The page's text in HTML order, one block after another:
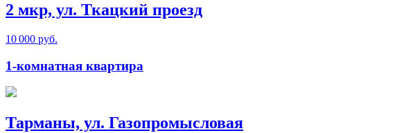
2 мкр, ул. Ткацкий проезд
10 000 руб.
1-комнатная квартира
Тарманы, ул. Газопромысловая